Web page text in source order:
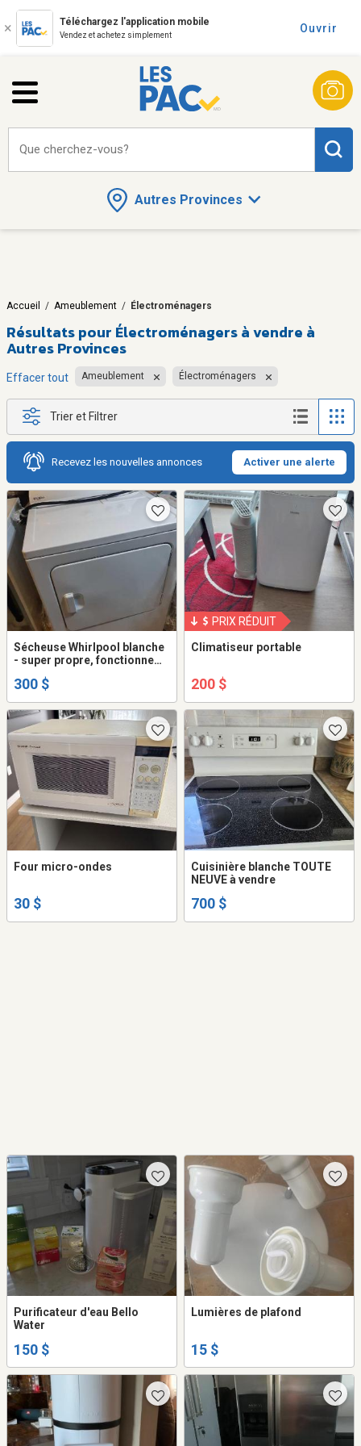
Téléchargez l'application mobile
Vendez et achetez simplement
Ouvrir
Autres Provinces
Que cherchez-vous?
Accueil / Ameublement / Électroménagers
Résultats pour Électroménagers à vendre à
Autres Provinces
Effacer tout Ameublement Électroménagers
Trier et Filtrer
Recevez les nouvelles annonces Activer une alerte
Sécheuse Whirlpool blanche
- super propre, fonctionne
neuf)
300 $
PRIX RÉDUIT
Climatiseur portable
200 $
Four micro-ondes
30 $
Cuisinière blanche TOUTE
NEUVE à vendre
700 $
Purificateur d'eau Bello
Water
150 $
Lumières de plafond
15 $